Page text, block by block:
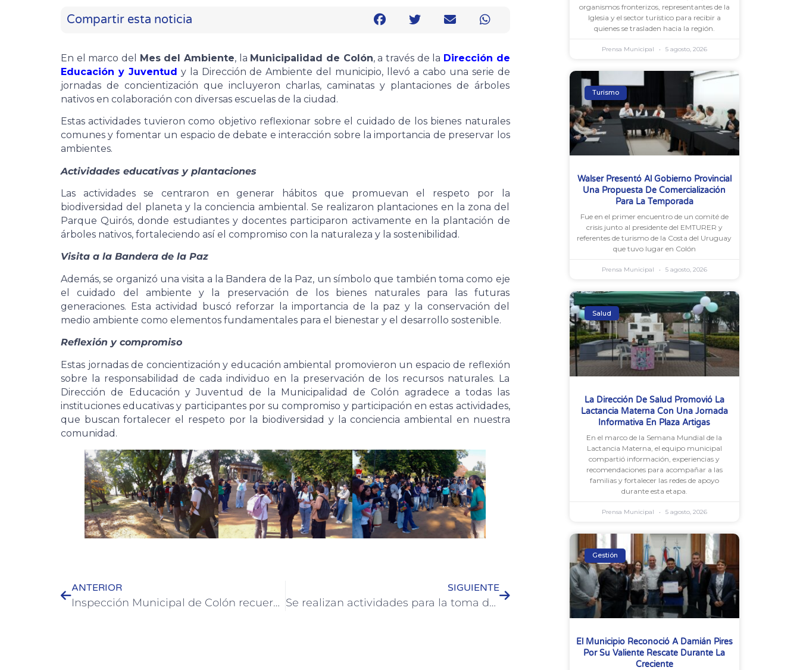
Compartir esta noticia
En el marco del Mes del Ambiente, la Municipalidad de Colón, a través de la Dirección de
Educación y Juventud y la Dirección de Ambiente del municipio, llevó a cabo una serie de
jornadas de concientización que incluyeron charlas, caminatas y plantaciones de árboles
nativos en colaboración con diversas escuelas de la ciudad.
Estas actividades tuvieron como objetivo reflexionar sobre el cuidado de los bienes naturales
comunes y fomentar un espacio de debate e interacción sobre la importancia de preservar los
ambientes.
Actividades educativas y plantaciones
Las actividades se centraron en generar hábitos que promuevan el respeto por la
biodiversidad del planeta y la conciencia ambiental. Se realizaron plantaciones en la zona del
Parque Quirós, donde estudiantes y docentes participaron activamente en la plantación de
árboles nativos, fortaleciendo así el compromiso con la naturaleza y la sostenibilidad.
Visita a la Bandera de la Paz
Además, se organizó una visita a la Bandera de la Paz, un símbolo que también toma como eje
el cuidado del ambiente y la preservación de los bienes naturales para las futuras
generaciones. Esta actividad buscó reforzar la importancia de la paz y la conservación del
medio ambiente como elementos fundamentales para el bienestar y el desarrollo sostenible.
Reflexión y compromiso
Estas jornadas de concientización y educación ambiental promovieron un espacio de reflexión
sobre la responsabilidad de cada individuo en la preservación de los recursos naturales. La
Dirección de Educación y Juventud de la Municipalidad de Colón agradece a todas las
instituciones educativas y participantes por su compromiso y participación en estas actividades,
que buscan fortalecer el respeto por la biodiversidad y la conciencia ambiental en nuestra
comunidad.
ANTERIOR
Inspección Municipal de Colón recuerda las condiciones y requisitos para circular
SIGUIENTE
Se realizan actividades para la toma de conciencia contra el abuso y el maltrato en la vejez
organismos fronterizos, representantes de la
Iglesia y el sector turístico para recibir a
quienes se trasladen hacia la región.
Prensa Municipal 5 agosto, 2026
Turismo
Walser Presentó Al Gobierno Provincial
Una Propuesta De Comercialización
Para La Temporada
Fue en el primer encuentro de un comité de
crisis junto al presidente del EMTURER y
referentes de turismo de la Costa del Uruguay
que tuvo lugar en Colón
Prensa Municipal 5 agosto, 2026
Salud
La Dirección De Salud Promovió La
Lactancia Materna Con Una Jornada
Informativa En Plaza Artigas
En el marco de la Semana Mundial de la
Lactancia Materna, el equipo municipal
compartió información, experiencias y
recomendaciones para acompañar a las
familias y fortalecer las redes de apoyo
durante esta etapa.
Prensa Municipal 5 agosto, 2026
Gestión
El Municipio Reconoció A Damián Pires
Por Su Valiente Rescate Durante La
Creciente